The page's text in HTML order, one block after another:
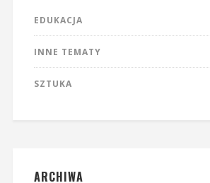
EDUKACJA
INNE TEMATY
SZTUKA
ARCHIWA